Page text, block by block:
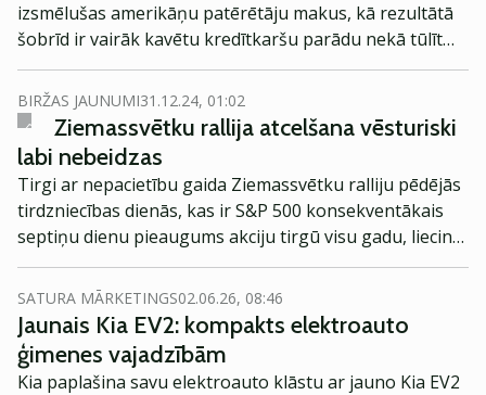
izsmēlušas amerikāņu patērētāju makus, kā rezultātā
šobrīd ir vairāk kavētu kredītkaršu parādu nekā tūlīt
pēc Lielās finanšu krīzes.
BIRŽAS JAUNUMI31.12.24, 01:02
Ziemassvētku rallija atcelšana vēsturiski
labi nebeidzas
Tirgi ar nepacietību gaida Ziemassvētku ralliju pēdējās
tirdzniecības dienās, kas ir S&P 500 konsekventākais
septiņu dienu pieaugums akciju tirgū visu gadu, liecina
vēsturiskā statistika. Bet indeksi nav svētku noskaņā.
SATURA MĀRKETINGS02.06.26, 08:46
Jaunais Kia EV2: kompakts elektroauto
ģimenes vajadzībām
Kia paplašina savu elektroauto klāstu ar jauno Kia EV2